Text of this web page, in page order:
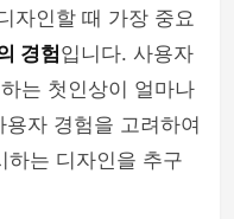
자인할 때 가장 중요
경험입니다. 사용자
는 첫인상이 얼마나
자 경험을 고려하여
하는 디자인을 추구